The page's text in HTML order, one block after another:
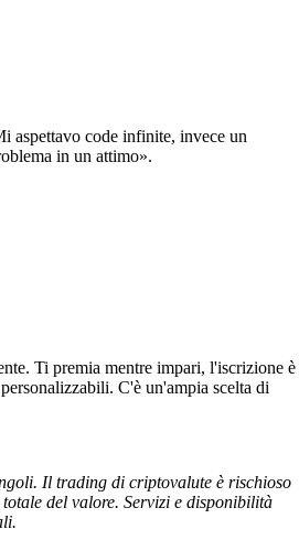
aspettavo code infinite, invece un
in un attimo».
Ti premia mentre impari, l'iscrizione è
C'è un'ampia scelta di
Il trading di criptovalute è rischioso
del valore. Servizi e disponibilità